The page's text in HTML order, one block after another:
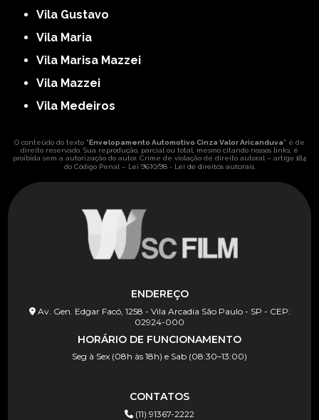
Vila Gustavo
Vila Maria
Vila Marisa Mazzei
Vila Mazzei
Vila Medeiros
O conteúdo do texto "Envelopamento Automotivo Cinza Valor Aricanduva" é de
direito reservado. Sua reprodução, parcial ou total, mesmo citando nossos links, é
proibida sem a autorização do autor. Crime de violação de direito autoral – artigo 184
do Código Penal – Lei 9610/98 - Lei de direitos autorais.
ENDEREÇO
Av. Gen. Edgar Facó, 1258 - Vila Arcadia São Paulo - SP - CEP:
02924-000
HORÁRIO DE FUNCIONAMENTO
Seg à Sex (08h às 18h) e Sab (08:30–13:00)
CONTATOS
(11) 91367-2222